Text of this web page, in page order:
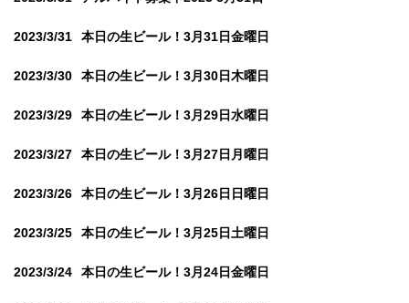
2023/3/31 本日の生ビール！3月31日金曜日
2023/3/30 本日の生ビール！3月30日木曜日
2023/3/29 本日の生ビール！3月29日水曜日
2023/3/27 本日の生ビール！3月27日月曜日
2023/3/26 本日の生ビール！3月26日日曜日
2023/3/25 本日の生ビール！3月25日土曜日
2023/3/24 本日の生ビール！3月24日金曜日